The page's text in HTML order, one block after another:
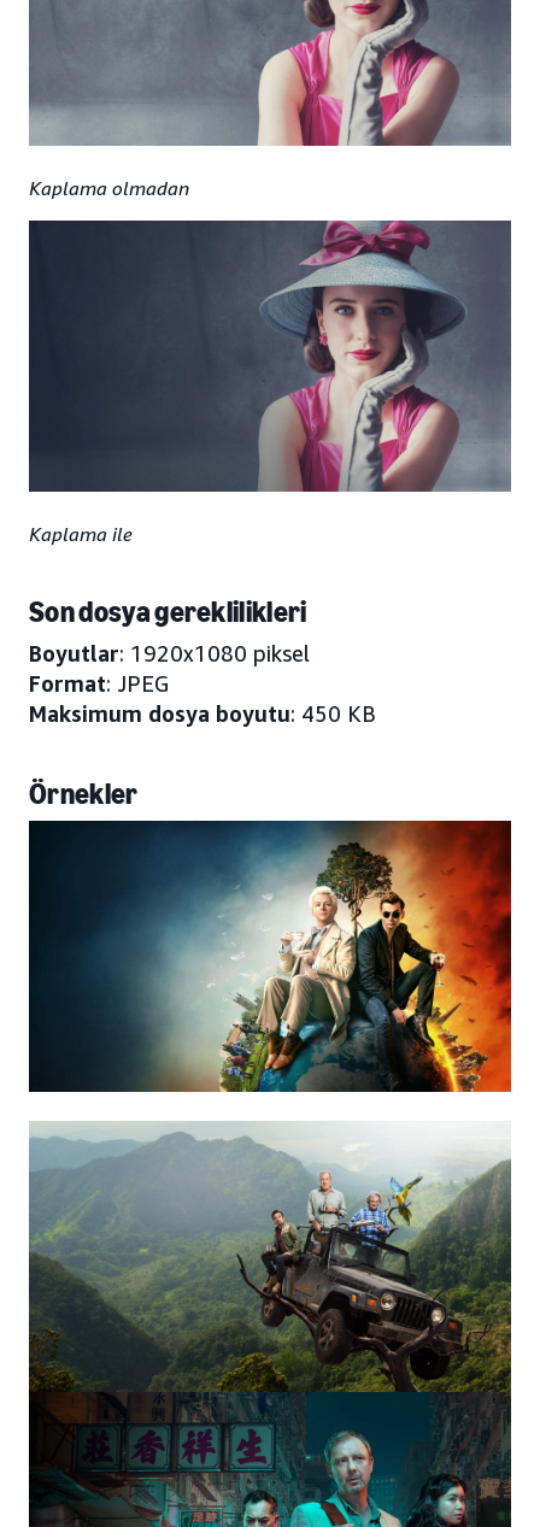
Kaplama olmadan
Kaplama ile
Son dosya gereklilikleri
Boyutlar: 1920x1080 piksel
Format: JPEG
Maksimum dosya boyutu: 450 KB
Örnekler